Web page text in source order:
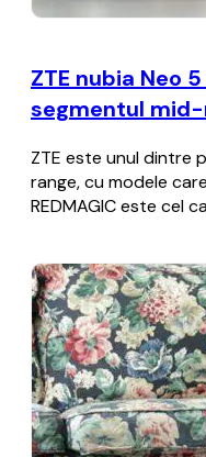
ZTE nubia Neo
segmentul
ZTE este unul dintre
range, cu modele
REDMAGIC este cel